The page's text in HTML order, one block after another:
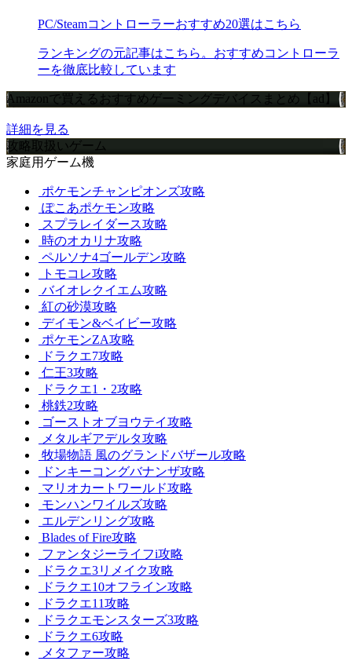
PC/Steamコントローラーおすすめ20選はこちら
ランキングの元記事はこちら。おすすめコントローラ
ーを徹底比較しています
Amazonで買えるおすすめゲーミングデバイスまとめ【ad】
詳細を見る
攻略取扱いゲーム
家庭用ゲーム機
ポケモンチャンピオンズ攻略
ぽこあポケモン攻略
スプラレイダース攻略
時のオカリナ攻略
ペルソナ4ゴールデン攻略
トモコレ攻略
バイオレクイエム攻略
紅の砂漠攻略
デイモン&ベイビー攻略
ポケモンZA攻略
ドラクエ7攻略
仁王3攻略
ドラクエ1・2攻略
桃鉄2攻略
ゴーストオブヨウテイ攻略
メタルギアデルタ攻略
牧場物語 風のグランドバザール攻略
ドンキーコングバナンザ攻略
マリオカートワールド攻略
モンハンワイルズ攻略
エルデンリング攻略
Blades of Fire攻略
ファンタジーライフi攻略
ドラクエ3リメイク攻略
ドラクエ10オフライン攻略
ドラクエ11攻略
ドラクエモンスターズ3攻略
ドラクエ6攻略
メタファー攻略